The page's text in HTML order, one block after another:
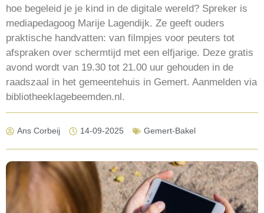
hoe begeleid je je kind in de digitale wereld? Spreker is
mediapedagoog Marije Lagendijk. Ze geeft ouders
praktische handvatten: van filmpjes voor peuters tot
afspraken over schermtijd met een elfjarige. Deze gratis
avond wordt van 19.30 tot 21.00 uur gehouden in de
raadszaal in het gemeentehuis in Gemert. Aanmelden via
bibliotheeklagebeemden.nl.
Ans Corbeij 14-09-2025 Gemert-Bakel